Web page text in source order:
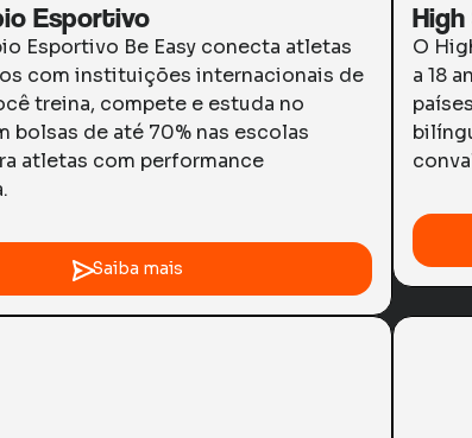
Esportivo
Esportivo Be Easy conecta atletas
com instituições internacionais de
treina, compete e estuda no
bolsas de até 70% nas escolas
atletas com performance
Saiba mais
O
a 18